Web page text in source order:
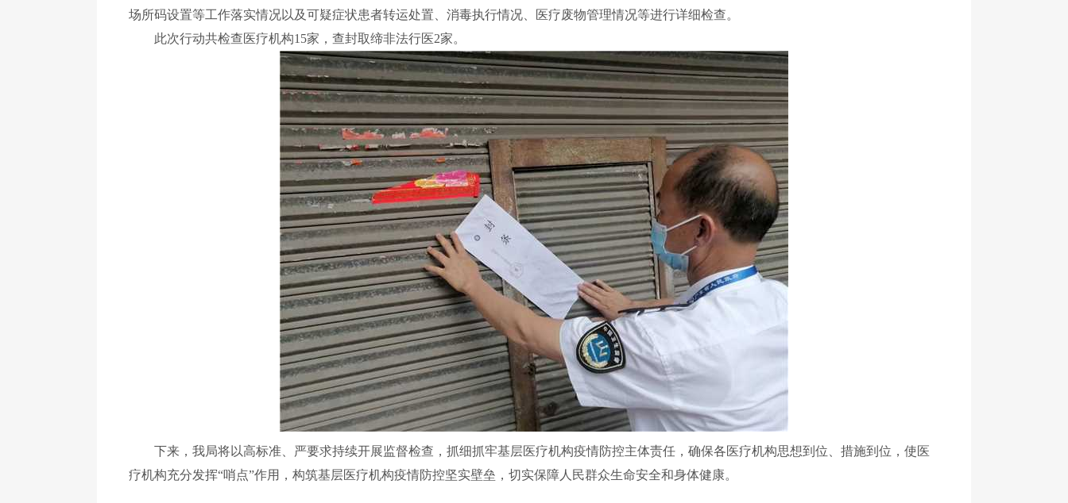
场所码设置等工作落实情况以及可疑症状患者转运处置、消毒执行情况、医疗废物管理情况等进行详细检查。
此次行动共检查医疗机构15家，查封取缔非法行医2家。
下来，我局将以高标准、严要求持续开展监督检查，抓细抓牢基层医疗机构疫情防控主体责任，确保各医疗机构思想到位、措施到位，使医
疗机构充分发挥“哨点”作用，构筑基层医疗机构疫情防控坚实壁垒，切实保障人民群众生命安全和身体健康。